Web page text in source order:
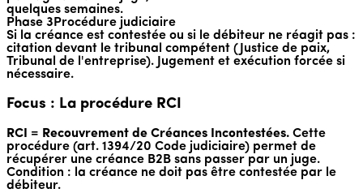
quelques semaines.
Phase 3Procédure judiciaire
Si la créance est contestée ou si le débiteur ne réagit pas :
citation devant le tribunal compétent (Justice de paix,
Tribunal de l'entreprise). Jugement et exécution forcée si
nécessaire.
Focus : La procédure RCI
RCI = Recouvrement de Créances Incontestées. Cette
procédure (art. 1394/20 Code judiciaire) permet de
récupérer une créance B2B sans passer par un juge.
Condition : la créance ne doit pas être contestée par le
débiteur.